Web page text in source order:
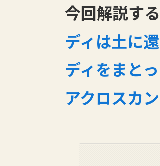
今回解説す
ディは土に
ディをまと
アクロスカ